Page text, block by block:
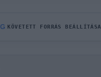
G KÖVETETT FORRÁS BEÁLLÍTÁSA